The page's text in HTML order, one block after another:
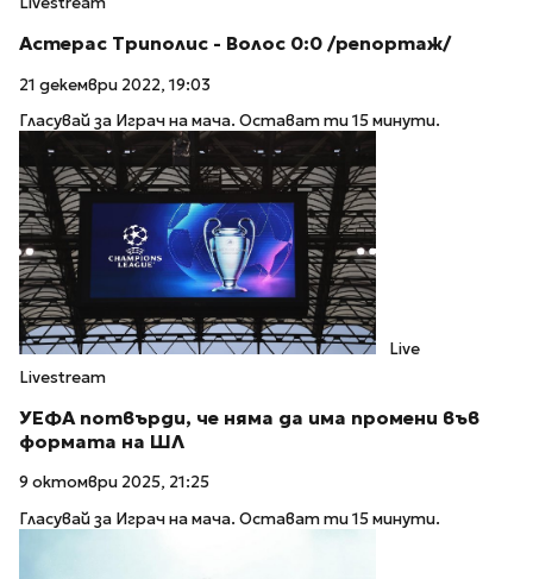
Астерас Триполис - Волос 0:0 /репортаж/
21 декември 2022, 19:03
Гласувай за Играч на мача. Остават ти 15 минути.
Live
Livestream
УЕФА потвърди, че няма да има промени във
формата на ШЛ
9 октомври 2025, 21:25
Гласувай за Играч на мача. Остават ти 15 минути.